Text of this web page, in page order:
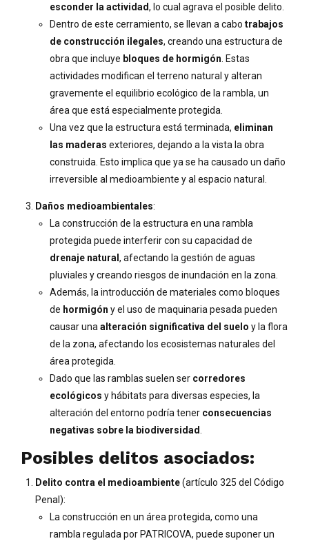
esconder la actividad, lo cual agrava el posible delito.
Dentro de este cerramiento, se llevan a cabo trabajos
de construcción ilegales, creando una estructura de
obra que incluye bloques de hormigón . Estas
actividades modifican el terreno natural y alteran
gravemente el equilibrio ecológico de la rambla, un
área que está especialmente protegida.
Una vez que la estructura está terminada, eliminan
las maderas exteriores, dejando a la vista la obra
construida. Esto implica que ya se ha causado un daño
irreversible al medioambiente y al espacio natural.
Daños medioambientales:
La construcción de la estructura en una rambla
protegida puede interferir con su capacidad de
drenaje natural , afectando la gestión de aguas
pluviales y creando riesgos de inundación en la zona.
Además, la introducción de materiales como bloques
de hormigón y el uso de maquinaria pesada pueden
causar una alteración significativa del suelo y la flora
de la zona, afectando los ecosistemas naturales del
área protegida.
Dado que las ramblas suelen ser corredores
ecológicos y hábitats para diversas especies, la
alteración del entorno podría tener consecuencias
negativas sobre la biodiversidad
Posibles delitos asociados:
Delito contra el medioambiente(artículo 325 del Código
Penal):
La construcción en un área protegida, como una
rambla regulada por PATRICOVA, puede suponer un